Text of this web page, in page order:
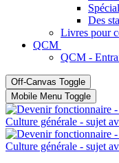
Des
Livres pour
QCM
QCM -
Off-Canvas Toggle
Mobile Menu Toggle